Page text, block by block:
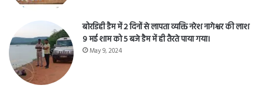
बोरडिही डैम में 2 दिनों से लापता व्यक्ति नरेश नागेश्वर की लाश
9 मई शाम को 5 बजे डैम में ही तैरते पाया गया।
May 9, 2024